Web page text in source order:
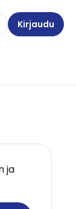
Kirjaudu
ja